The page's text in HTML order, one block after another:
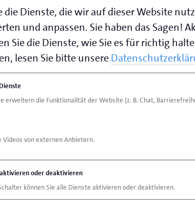
die Dienste, die wir auf dieser Website
und anpassen. Sie haben das Sagen!
Sie die Dienste, wie Sie es für richtig
lesen Sie bitte unsere
erweitern die Funktionalität der Website (z. B. Chat,
Videos von externen Anbietern.
oder deaktivieren
können Sie alle Dienste aktivieren oder deaktivieren.